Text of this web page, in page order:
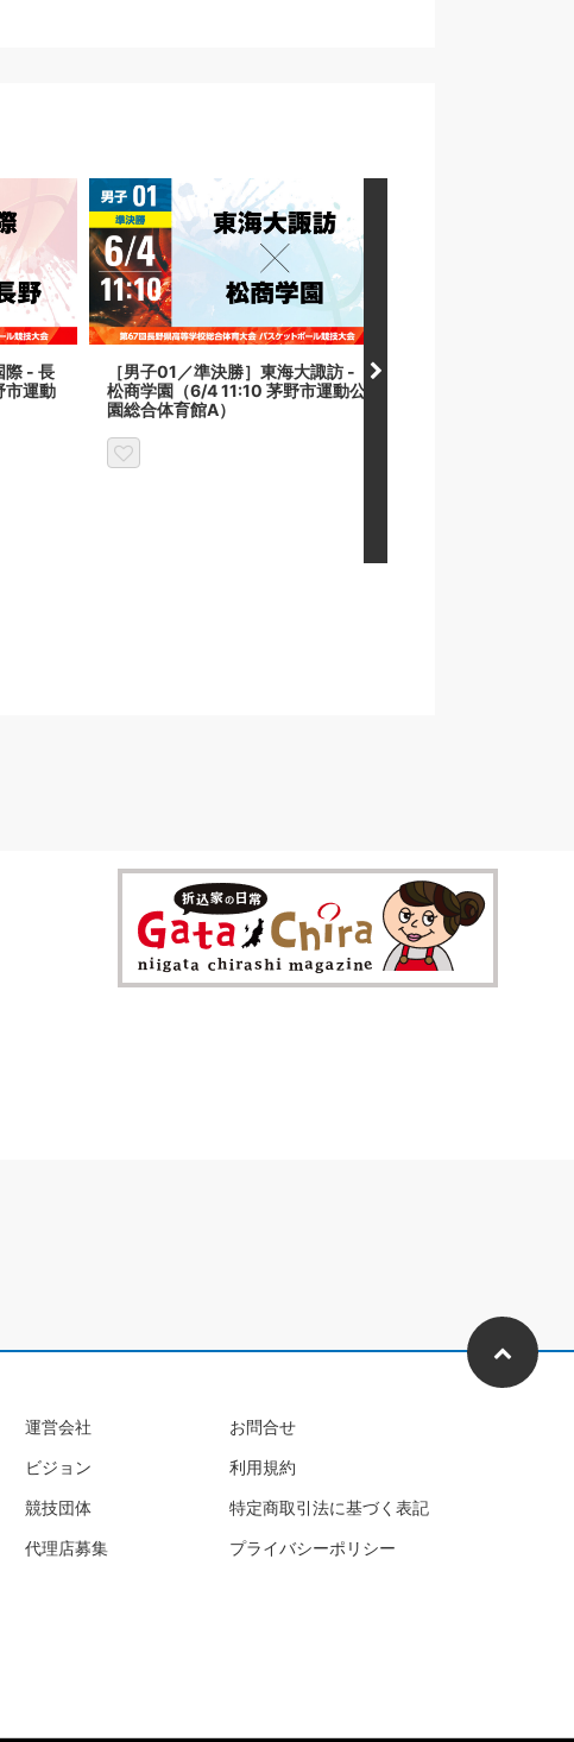
際 - 長
市運動
［男子01／準決勝］東海大諏訪 -
松商学園（6/4 11:10 茅野市運動公
園総合体育館A）
運営会社
ビジョン
競技団体
代理店募集
お問合せ
利用規約
特定商取引法に基づく表記
プライバシーポリシー